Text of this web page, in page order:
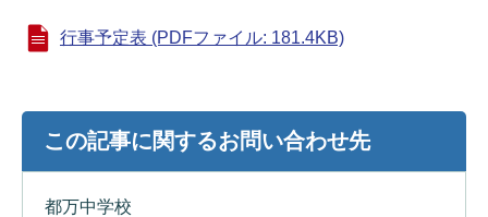
行事予定表 (PDFファイル: 181.4KB)
この記事に関するお問い合わせ先
都万中学校